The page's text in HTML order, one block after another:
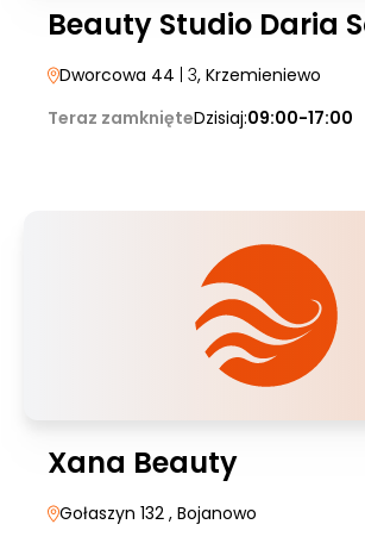
Beauty Studio Daria
Dworcowa 44 | 3, Krzemieniewo
Teraz zamknięteDzisiaj:09:00-17:00
Xana Beauty
Gołaszyn 132 , Bojanowo